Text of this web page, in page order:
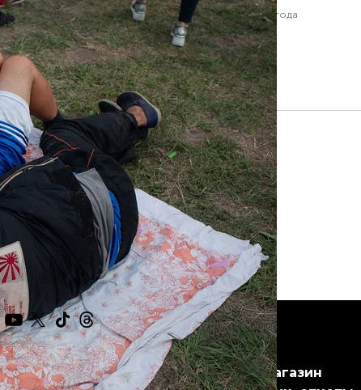
Atlas Weekend, день первый, Киев, 9 июля 2019 года
Анастасия Власова/Громадское
Структура
Магазин